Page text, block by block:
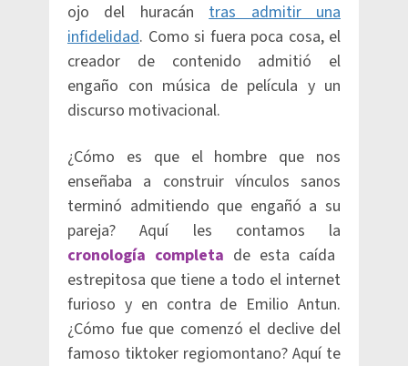
ojo del huracántras admitir una
infidelidad. Como si fuera poca cosa, el
creador de contenido admitió el
engaño con música de película y un
discurso motivacional.
¿Cómo es que el hombre que nos
enseñaba a construir vínculos sanos
terminó admitiendo que engañó a su
pareja? Aquí les contamos la
cronología completa de esta caída
estrepitosa que tiene a todo el internet
furioso y en contra de Emilio Antun.
¿Cómo fue que comenzó el declive del
famoso tiktoker regiomontano? Aquí te